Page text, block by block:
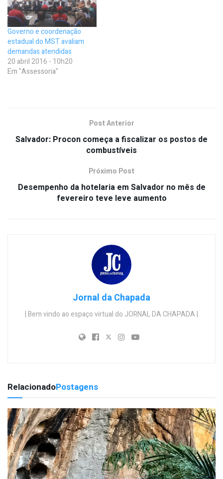
Governo e coordenação
estadual do MST avaliam
demandas atendidas
20 abril 2016 - 10h20
Em "Assessoria"
Post Anterior
Salvador: Procon começa a fiscalizar os postos de
combustíveis
Próximo Post
Desempenho da hotelaria em Salvador no mês de
fevereiro teve leve aumento
Jornal da Chapada
| Bem vindo ao espaço virtual do JORNAL DA CHAPADA |
RelacionadoPostagens